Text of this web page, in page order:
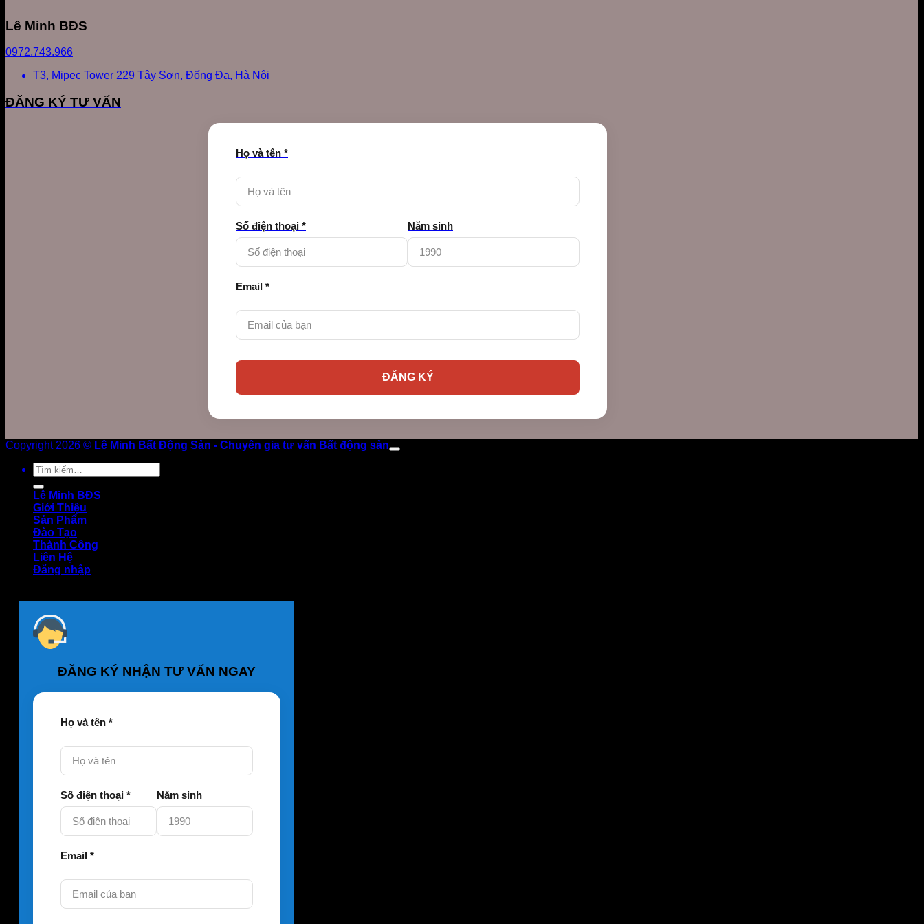
Lê Minh BĐS
0972.743.966
T3, Mipec Tower 229 Tây Sơn, Đống Đa, Hà Nội
ĐĂNG KÝ TƯ VẤN
Họ và tên *
Số điện thoại * Năm sinh
Email *
Copyright 2026 © Lê Minh Bất Động Sản - Chuyên gia tư vấn Bất động sản
Tìm
kiếm:
Lê Minh BĐS
Giới Thiệu
Sản Phẩm
Đào Tạo
Thành Công
Liên Hệ
Đăng nhập
ĐĂNG KÝ NHẬN TƯ VẤN NGAY
Họ và tên *
Số điện thoại * Năm sinh
Email *